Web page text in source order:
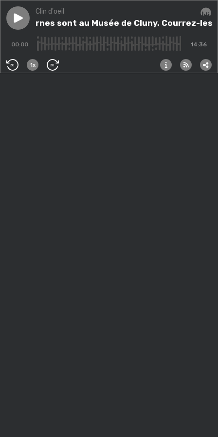
Play episode Les licornes sont au Musée de Cluny. Courrez-les
Clin d'oeil
Les licornes sont au Musée de Cluny. Courrez-
00:00 14:36
30 1x 30